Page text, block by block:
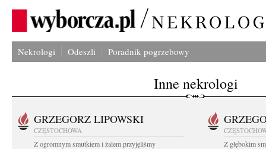
Nekrologi Odeszli Poradnik pogrzebowy
Inne nekrologi
GRZEGORZ LIPOWSKI
CZĘSTOCHOWA
Z ogromnym smutkiem i żalem przyjęliśmy
Z głębokim